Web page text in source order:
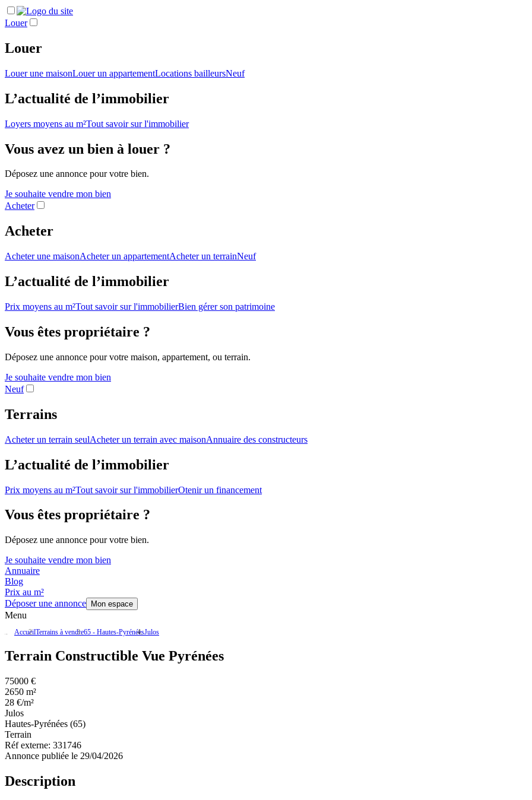
Louer
Louer
Louer une maisonLouer un appartementLocations bailleursNeuf
L’actualité de l’immobilier
Loyers moyens au m²Tout savoir sur l'immobilier
Vous avez un bien à louer ?
Déposez une annonce pour votre bien.
Je souhaite vendre mon bien
Acheter
Acheter
Acheter une maisonAcheter un appartementAcheter un terrainNeuf
L’actualité de l’immobilier
Prix moyens au m²Tout savoir sur l'immobilierBien gérer son patrimoine
Vous êtes propriétaire ?
Déposez une annonce pour votre maison, appartement, ou terrain.
Je souhaite vendre mon bien
Neuf
Terrains
Acheter un terrain seulAcheter un terrain avec maisonAnnuaire des constructeurs
L’actualité de l’immobilier
Prix moyens au m²Tout savoir sur l'immobilierOtenir un financement
Vous êtes propriétaire ?
Déposez une annonce pour votre bien.
Je souhaite vendre mon bien
Annuaire
Blog
Prix au m²
Déposer une annonce
Mon espace
Menu
AccueilTerrains à vendre65 - Hautes-PyrénéesJulos
Terrain Constructible Vue Pyrénées
75000 €
2650 m²
28 €/m²
Julos
Hautes-Pyrénées (65)
Terrain
Réf externe: 331746
Annonce publiée le 29/04/2026
Description